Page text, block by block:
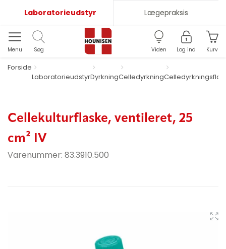
Laboratorieudstyr Lægepraksis
Menu Søg Viden Log ind Kurv
Forside
LaboratorieudstyrDyrkningCelledyrkning
Cellekulturflaske, ventileret, 25
cm² IV
Varenummer: 83.3910.500